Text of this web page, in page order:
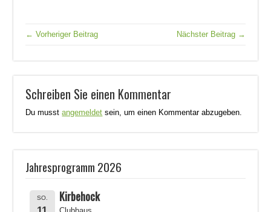
← Vorheriger Beitrag Nächster Beitrag →
Schreiben Sie einen Kommentar
Du musstangemeldet sein, um einen Kommentar abzugeben.
Jahresprogramm 2026
SO. Kirbehock